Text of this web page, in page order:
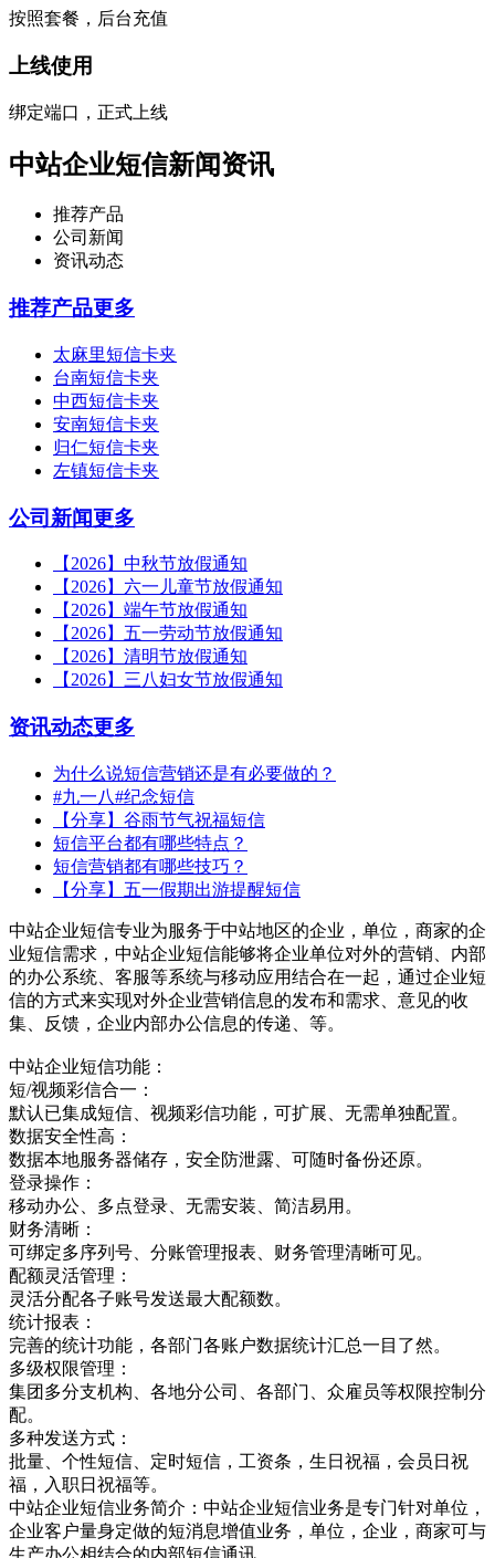
按照套餐，后台充值
上线使用
绑定端口，正式上线
中站企业短信新闻资讯
推荐产品
公司新闻
资讯动态
推荐产品更多
太麻里短信卡夹
台南短信卡夹
中西短信卡夹
安南短信卡夹
归仁短信卡夹
左镇短信卡夹
公司新闻更多
【2026】中秋节放假通知
【2026】六一儿童节放假通知
【2026】端午节放假通知
【2026】五一劳动节放假通知
【2026】清明节放假通知
【2026】三八妇女节放假通知
资讯动态更多
为什么说短信营销还是有必要做的？
#九一八#纪念短信
【分享】谷雨节气祝福短信
短信平台都有哪些特点？
短信营销都有哪些技巧？
【分享】五一假期出游提醒短信
中站企业短信专业为服务于中站地区的企业，单位，商家的企
业短信需求，中站企业短信能够将企业单位对外的营销、内部
的办公系统、客服等系统与移动应用结合在一起，通过企业短
信的方式来实现对外企业营销信息的发布和需求、意见的收
集、反馈，企业内部办公信息的传递、等。
中站企业短信功能：
短/视频彩信合一：
默认已集成短信、视频彩信功能，可扩展、无需单独配置。
数据安全性高：
数据本地服务器储存，安全防泄露、可随时备份还原。
登录操作：
移动办公、多点登录、无需安装、简洁易用。
财务清晰：
可绑定多序列号、分账管理报表、财务管理清晰可见。
配额灵活管理：
灵活分配各子账号发送最大配额数。
统计报表：
完善的统计功能，各部门各账户数据统计汇总一目了然。
多级权限管理：
集团多分支机构、各地分公司、各部门、众雇员等权限控制分
配。
多种发送方式：
批量、个性短信、定时短信，工资条，生日祝福，会员日祝
福，入职日祝福等。
中站企业短信业务简介：中站企业短信业务是专门针对单位，
企业客户量身定做的短消息增值业务，单位，企业，商家可与
生产办公相结合的内部短信通讯，